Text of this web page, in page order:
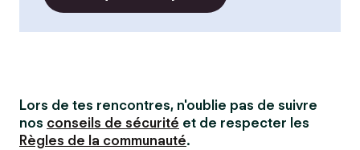
Lors de tes rencontres, n'oublie pas de suivre
nos conseils de sécurité et de respecter les
Règles de la communauté.